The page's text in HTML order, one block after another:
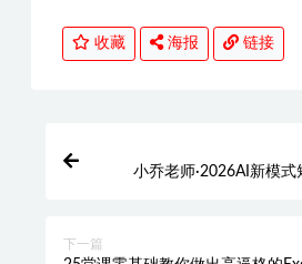
收藏 海报 链接
小乔老师·2026AI新模式
下一篇